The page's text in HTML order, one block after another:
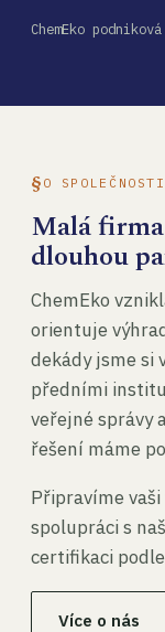
ChemEko
O SPOLEČNOSTI
Malá
dlouhou
ChemEko
orientuje
dekády jsme si
předními
veřejné správy
řešení máme
Připravíme
spolupráci s
certifikaci
Více o nás